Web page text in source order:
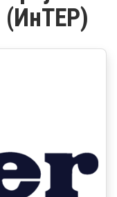
(ИнТЕР)